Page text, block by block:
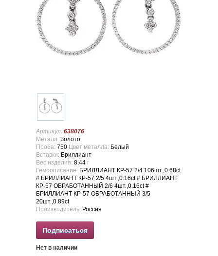
Артикул: 638076
Металл: Золото
Проба: 750 Цвет металла: Белый
Вставки: Бриллиант
Вес изделия: 8,44 г
Гемоописание: БРИЛЛИАНТ КР-57 2/4 106шт.,0.68ct
# БРИЛЛИАНТ КР-57 2/5 4шт.,0.16ct # БРИЛЛИАНТ
КР-57 ОБРАБОТАННЫЙ 2/6 4шт.,0.16ct #
БРИЛЛИАНТ КР-57 ОБРАБОТАННЫЙ 3/5
20шт.,0.89ct
Производитель: Россия
Подписаться
Нет в наличии